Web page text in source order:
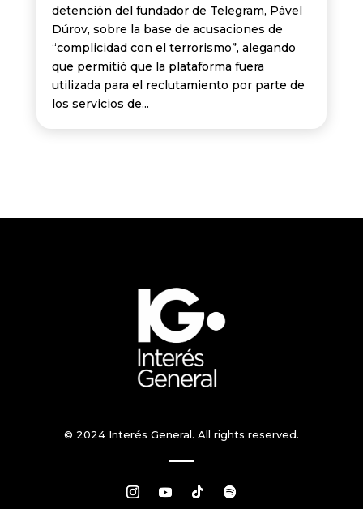
detención del fundador de Telegram, Pável
Dúrov, sobre la base de acusaciones de
“complicidad con el terrorismo”, alegando
que permitió que la plataforma fuera
utilizada para el reclutamiento por parte de
los servicios de...
© 2024 Interés General. All rights reserved.